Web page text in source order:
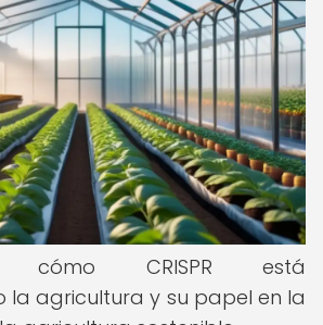
cómo CRISPR está
la agricultura y su papel en la